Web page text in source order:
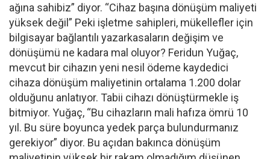
ağına sahibiz” diyor. “Cihaz başına dönüşüm maliyeti
yüksek değil” Peki işletme sahipleri, mükellefler için
bilgisayar bağlantılı yazarkasaların değişim ve
dönüşümü ne kadara mal oluyor? Feridun Yuğaç,
mevcut bir cihazın yeni nesil ödeme kaydedici
cihaza dönüşüm maliyetinin ortalama 1.200 dolar
olduğunu anlatıyor. Tabii cihazı dönüştürmekle iş
bitmiyor. Yuğaç, “Bu cihazların mali hafıza ömrü 10
yıl. Bu süre boyunca yedek parça bulundurmanız
gerekiyor” diyor. Bu açıdan bakınca dönüşüm